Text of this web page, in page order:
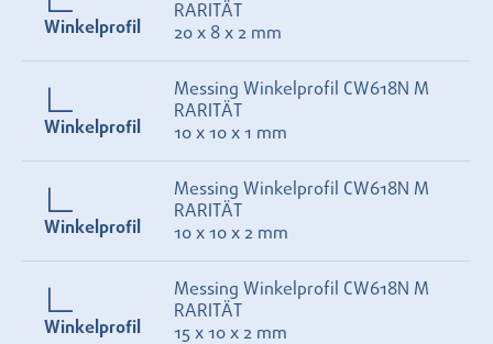
Winkelprofil
RARITÄT
20 x 8 x 2 mm
Winkelprofil
Messing Winkelprofil CW618N M
RARITÄT
10 x 10 x 1 mm
Winkelprofil
Messing Winkelprofil CW618N M
RARITÄT
10 x 10 x 2 mm
Winkelprofil
Messing Winkelprofil CW618N M
RARITÄT
15 x 10 x 2 mm